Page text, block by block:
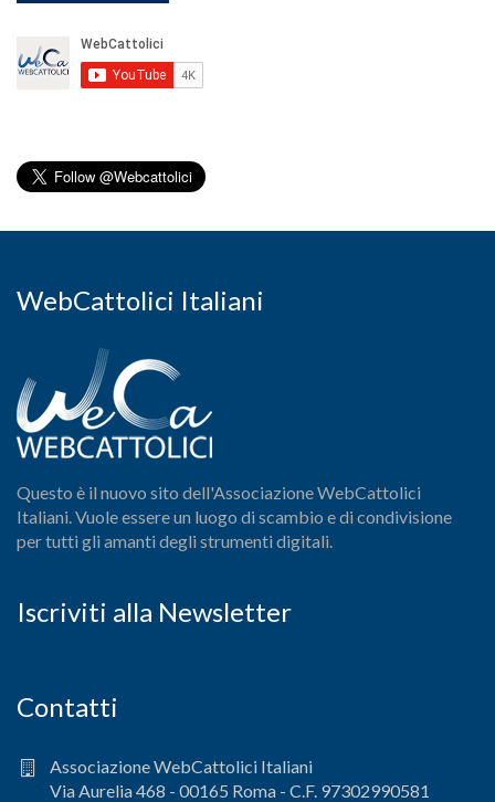
WebCattolici Italiani
Questo è il nuovo sito dell'Associazione WebCattolici
Italiani. Vuole essere un luogo di scambio e di condivisione
per tutti gli amanti degli strumenti digitali.
Iscriviti alla Newsletter
Contatti
Associazione WebCattolici Italiani
Via Aurelia 468 - 00165 Roma - C.F. 97302990581